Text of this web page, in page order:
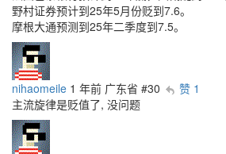
野村证券预计到25年5月份贬到7.6。
摩根大通预测到25年二季度到7.5。
nihaomeile 1 年前 广东省 #30
赞 1
主流旋律是贬值了, 没问题